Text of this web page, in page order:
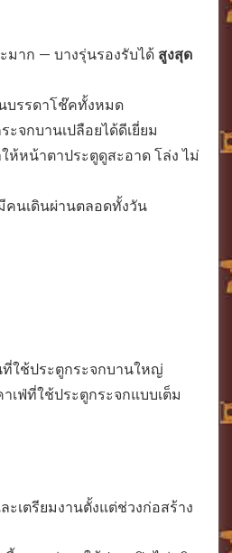
มาก — บางรุ่นรองรับได้ สูงสุด
บรรดาโช๊คทั้งหมด
ะจกบานเปลือยได้ดีเยี่ยม
ห้หน้าตาประตูดูสะอาด โล่ง ไม่
นเดินผ่านตลอดทั้งวัน
ใช้ประตูกระจกบานใหญ่
เฟ่ที่ใช้ประตูกระจกแบบเต็ม
ะเตรียมงานตั้งแต่ช่วงก่อสร้าง